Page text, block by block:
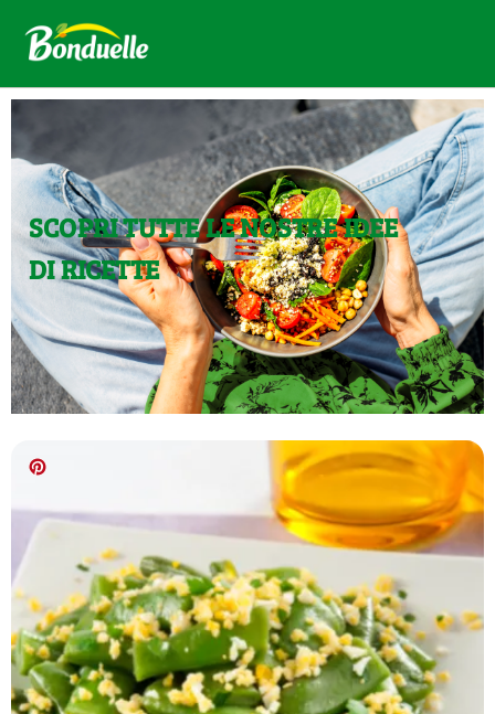
SCOPRI TUTTE LE NOSTRE IDEE
DI RICETTE